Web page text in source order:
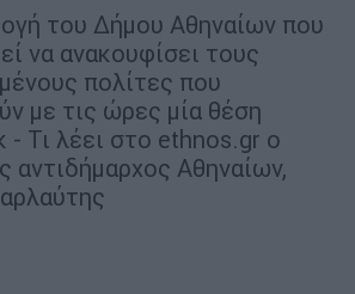
του Δήμου Αθηναίων που
να ανακουφίσει τους
πολίτες που
με τις ώρες μία θέση
- Τι λέει στο ethnos.gr ο
αντιδήμαρχος Αθηναίων,